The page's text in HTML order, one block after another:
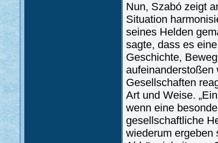
Nun, Szabó zeigt
Situation
seines Helden
sagte, dass es
Geschichte,
aufeinanderstoßen
Gesellschaften
Art und Weise.
wenn eine
gesellschaftliche
wiederum ergeben